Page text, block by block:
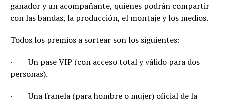
ganador y un acompañante, quienes podrán compartir
con las bandas, la producción, el montaje y los medios.
Todos los premios a sortear son los siguientes:
·Un pase VIP (con acceso total y válido para dos
personas).
·Una franela (para hombre o mujer) oficial de la